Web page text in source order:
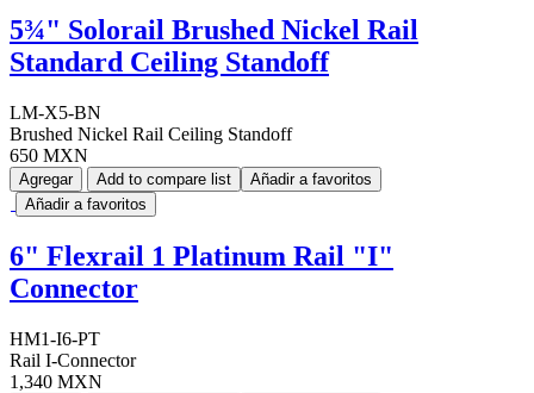
5¾" Solorail Brushed Nickel Rail
Standard Ceiling Standoff
LM-X5-BN
Brushed Nickel Rail Ceiling Standoff
650 MXN
Agregar Add to compare list
Añadir a favoritos
Añadir a favoritos
6" Flexrail 1 Platinum Rail "I"
Connector
HM1-I6-PT
Rail I-Connector
1,340 MXN